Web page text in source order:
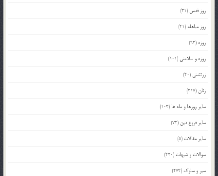
روز قدس (31)
روز مباهله (41)
روزه (93)
روزه و سلامتی (101)
زرتشتی (40)
زنان(317)
سایر روزها و ماه ها (103)
سایر فروع دین (72)
سایر مقالات (5)
سوالات و شبهات (420)
سیر و سلوک (274)